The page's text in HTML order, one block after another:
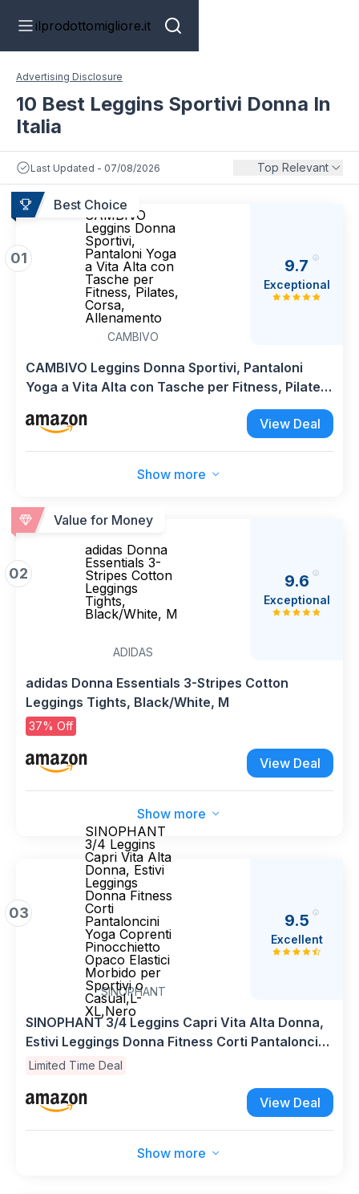
ilprodottomigliore.it
Advertising Disclosure
10 Best Leggins Sportivi Donna In
Italia
Last Updated - 07/08/2026 Top Relevant
Best Choice
01
CAMBIVO
Leggins Donna
Sportivi,
Pantaloni Yoga
a Vita Alta con
Tasche per
Fitness, Pilates,
Corsa,
Allenamento
CAMBIVO
9.7
Exceptional
CAMBIVO Leggins Donna Sportivi, Pantaloni
Yoga a Vita Alta con Tasche per Fitness, Pilates,
View Deal
Show more
Value for Money
02
adidas Donna
Essentials 3-
Stripes Cotton
Leggings
Tights,
Black/White, M
ADIDAS
9.6
Exceptional
adidas Donna Essentials 3-Stripes Cotton
Leggings Tights, Black/White, M
37% Off
View Deal
Show more
03
SINOPHANT
3/4 Leggins
Capri Vita Alta
Donna, Estivi
Leggings
Donna Fitness
Corti
Pantaloncini
Yoga Coprenti
Pinocchietto
Opaco Elastici
Morbido per
Sportivi o
Casual,L-
XL,Nero
SINOPHANT
9.5
Excellent
SINOPHANT 3/4 Leggins Capri Vita Alta Donna,
Estivi Leggings Donna Fitness Corti Pantaloncini
Yoga Coprenti Pinocchietto Opaco Elastici
Limited Time Deal
View Deal
Show more